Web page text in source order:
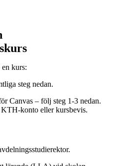
kurs:
steg nedan.
Canvas – följ steg 1-3 nedan.
KTH-konto eller kursbevis.